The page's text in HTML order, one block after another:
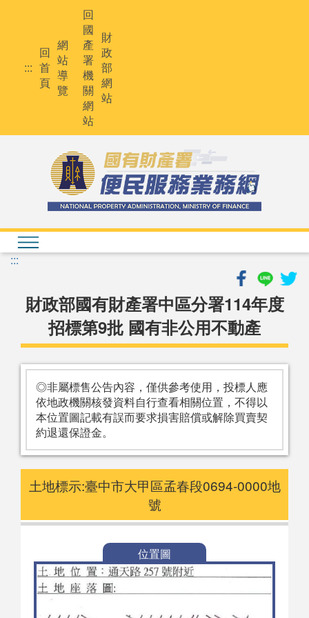
:::
回
首
頁
網
站
導
覽
回
國
產
署
機
關
網
站
財
政
部
網
站
:::
財政部國有財產署中區分署114年度
招標第9批 國有非公用不動產
◎非屬標售公告內容，僅供參考使用，投標人應
依地政機關核發資料自行查看相關位置，不得以
本位置圖記載有誤而要求損害賠償或解除買賣契
約退還保證金。
土地標示:臺中市大甲區孟春段0694-0000地
號
位置圖